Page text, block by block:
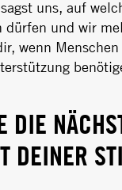
uns, auf
und wir
wenn
DIE
DEINER